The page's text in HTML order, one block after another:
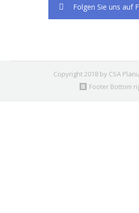
Folgen Sie uns auf
Copyright 2018 by CSA
Footer Bottom